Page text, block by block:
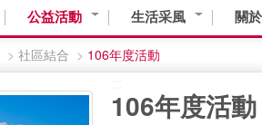
公益活動 生活采風 關
> 社區結合 > 106年度活動
106年度活動